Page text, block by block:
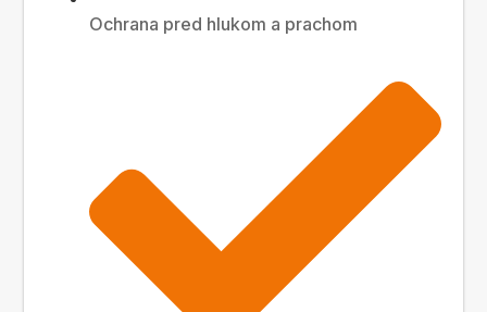
Ochrana pred hlukom a prachom